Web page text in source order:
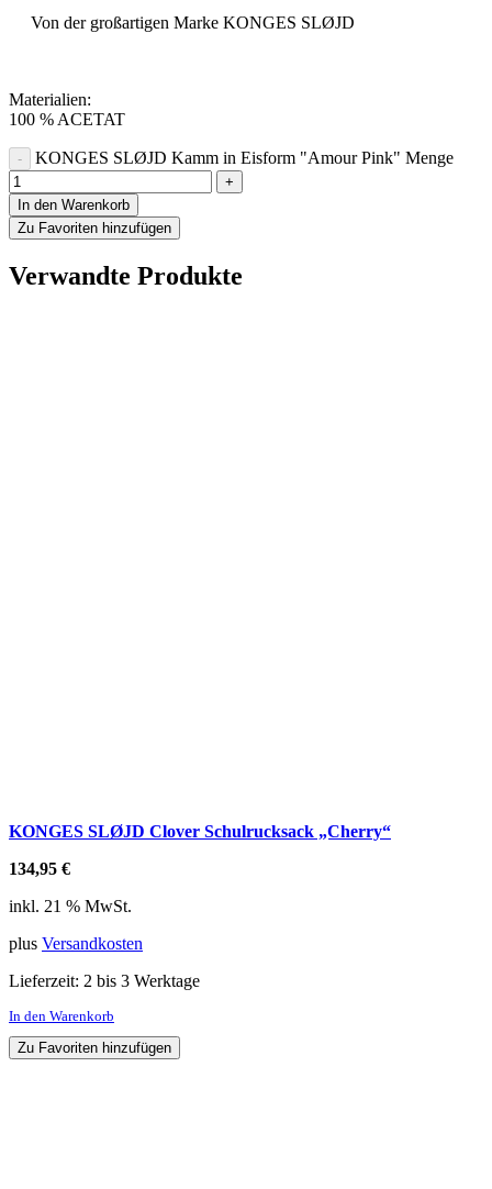
Von der großartigen Marke KONGES SLØJD
Materialien:
100 % ACETAT
KONGES SLØJD Kamm in Eisform "Amour Pink" Menge
In den Warenkorb
Zu Favoriten hinzufügen
Verwandte Produkte
KONGES SLØJD Clover Schulrucksack „Cherry“
134,95 €
inkl. 21 % MwSt.
plus Versandkosten
Lieferzeit: 2 bis 3 Werktage
In den Warenkorb
Zu Favoriten hinzufügen